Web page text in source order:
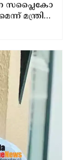
സപ്ലൈകോ
മന്ത്രി